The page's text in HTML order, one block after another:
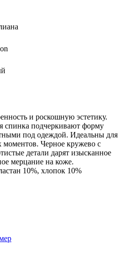
и роскошную эстетику.
спинка подчеркивают форму
под одеждой. Идеальны для
моментов. Черное кружево с
детали дарят изысканное
мерцание на коже.
10%, хлопок 10%